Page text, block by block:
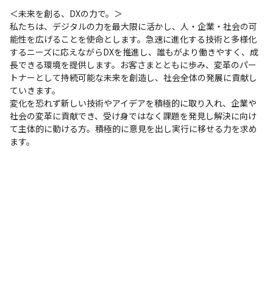
＜未来を創る、DXの力で。＞
私たちは、デジタルの力を最大限に活かし、人・企業・社会の可
能性を広げることを使命とします。急速に進化する技術と多様化
するニーズに応えながらDXを推進し、誰もがより働きやすく、成
長できる環境を提供します。お客さまとともに歩み、変革のパー
トナーとして持続可能な未来を創造し、社会全体の発展に貢献し
ていきます。
変化を恐れず新しい技術やアイデアを積極的に取り入れ、企業や
社会の変革に貢献でき、受け身ではなく課題を発見し解決に向け
て主体的に動ける方。積極的に意見を出し実行に移せる力を求め
ます。